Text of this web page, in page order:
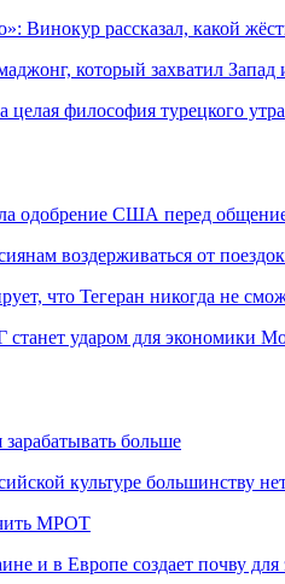
Винокур рассказал, какой
который захватил Запад
философия турецкого утра
одобрение США перед
воздерживаться от
что Тегеран никогда не
ударом для экономики
больше
культуре большинству
МРОТ
и в Европе создает почву для